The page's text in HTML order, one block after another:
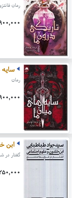
رمان
سایه
رمان
ابن
گفتار در